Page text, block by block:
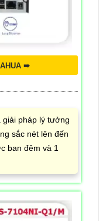
➠
giải pháp lý tưởng
sắc nét lên đến
ban đêm và 1